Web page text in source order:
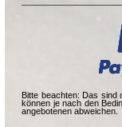
Bitte beachten: Das sind
können je nach den
angebotenen abweichen.